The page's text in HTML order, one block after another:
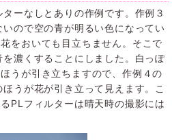
ーなしとありの作例です。作例３
ので空の青が明るい色になってい
をおいても目立ちません。そこで
濃くすることにしました。白っぽ
うが引き立ちますので、作例４の
うが花が引き立って見えます。こ
PLフィルターは晴天時の撮影には